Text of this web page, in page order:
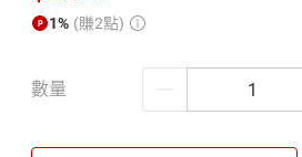
1% (賺2點)
數量